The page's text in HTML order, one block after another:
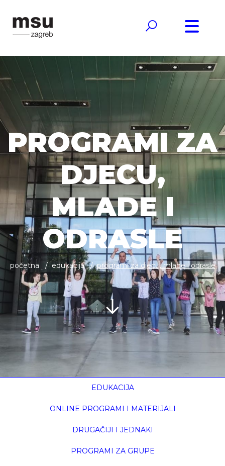
PROGRAMI ZA
DJECU,
MLADE I
ODRASLE
početna edukacija programi za djecu, mlade i odrasle
EDUKACIJA
ONLINE PROGRAMI I MATERIJALI
DRUGAČIJI I JEDNAKI
PROGRAMI ZA GRUPE